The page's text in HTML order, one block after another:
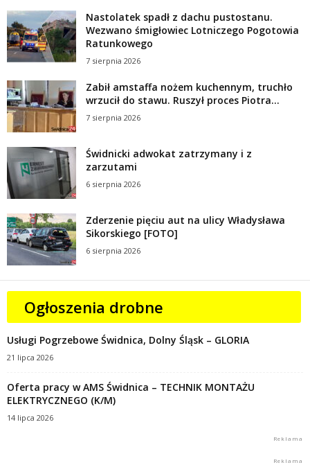
Nastolatek spadł z dachu pustostanu.
Wezwano śmigłowiec Lotniczego Pogotowia
Ratunkowego
7 sierpnia 2026
Zabił amstaffa nożem kuchennym, truchło
wrzucił do stawu. Ruszył proces Piotra...
7 sierpnia 2026
Świdnicki adwokat zatrzymany i z
zarzutami
6 sierpnia 2026
Zderzenie pięciu aut na ulicy Władysława
Sikorskiego [FOTO]
6 sierpnia 2026
Ogłoszenia drobne
Usługi Pogrzebowe Świdnica, Dolny Śląsk – GLORIA
21 lipca 2026
Oferta pracy w AMS Świdnica – TECHNIK MONTAŻU
ELEKTRYCZNEGO (K/M)
14 lipca 2026